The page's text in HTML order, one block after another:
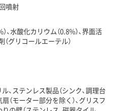
噴射
、水酸化カリウム（0.8%）、界面活
（グリコールエーテル）
、ステンレス製品（シンク、調理台
扇（モーター部分を除く）、グリスフ